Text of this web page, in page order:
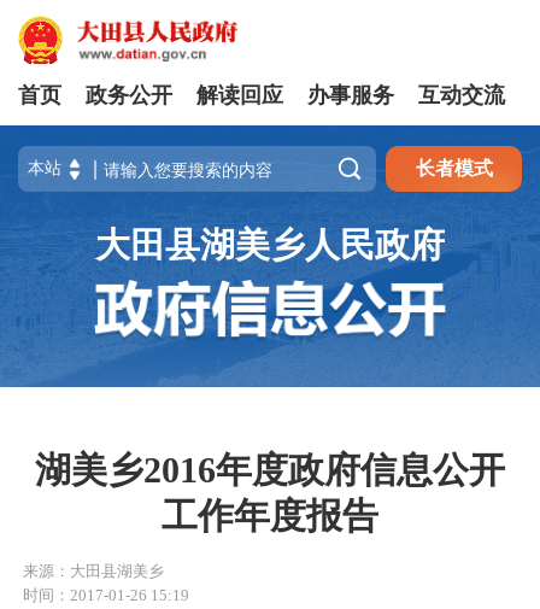
首页 政务公开 解读回应 办事服务 互动交流
 长者模式
大田县湖美乡人民政府
湖美乡2016年度政府信息公开
工作年度报告
来源：大田县湖美乡
时间：2017-01-26 15:19